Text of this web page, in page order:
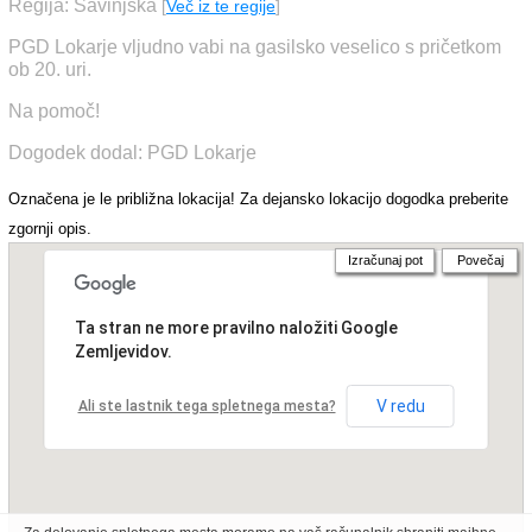
Regija: Savinjska [Več iz te regije]
PGD Lokarje vljudno vabi na gasilsko veselico s pričetkom
ob 20. uri.
Na pomoč!
Dogodek dodal: PGD Lokarje
Označena je le približna lokacija! Za dejansko lokacijo dogodka preberite
zgornji opis.
Ta stran ne more pravilno naložiti Google
Zemljevidov.
Ali ste lastnik tega spletnega mesta? V redu
Izračunaj pot Povečaj